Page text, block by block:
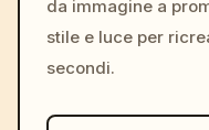
da immagine a
stile e luce per
secondi.